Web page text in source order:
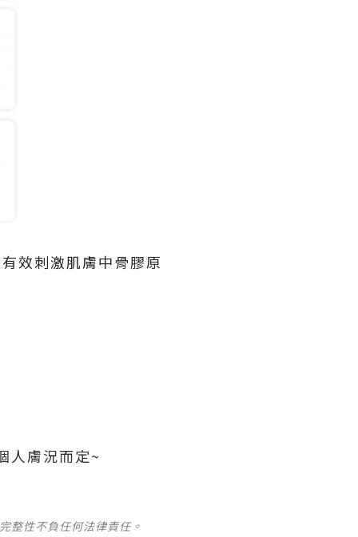
效刺激肌膚中骨膠原
人膚況而定~
整性不負任何法律責任。